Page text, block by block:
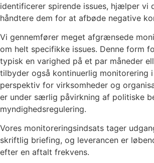
identificerer spirende issues, hjælper vi
håndtere dem for at afbøde negative
Vi gennemfører meget afgrænsede
om helt specifikke issues. Denne form
typisk en varighed på et par måneder
tilbyder også kontinuerlig monitorering
perspektiv for virksomheder og
er under særlig påvirkning af politiske
myndighedsregulering.
Vores monitoreringsindsats tager
skriftlig briefing, og leverancen er
efter en aftalt frekvens.